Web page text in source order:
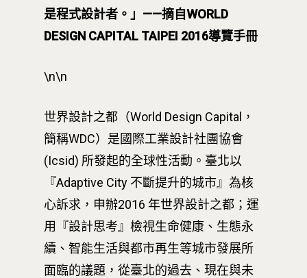
是程式設計者。」 ——摘自WORLD
DESIGN CAPITAL TAIPEI 2016導覽手冊
\n\n
世界設計之都（World Design Capital，
簡稱WDC）是國際工業設計社團協會
(Icsid) 所發起的全球性活動。臺北以
『Adaptive City 不斷提升的城市』為核
心訴求，申辦2016 年世界設計之都；運
用『設計思考』檢視生命健康、生態永
續、智能生活與都市再生等城市發展所
面臨的議題，從臺北的過去、現在與未